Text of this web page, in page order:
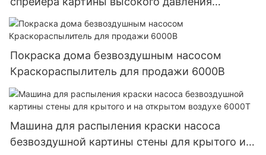
автоматизированная для стен 6000А
Покраска дома безвоздушным насосом
Краскораспылитель для продажи 6000B
Машина для распыления краски насоса
безвоздушной картины стены для крытого и